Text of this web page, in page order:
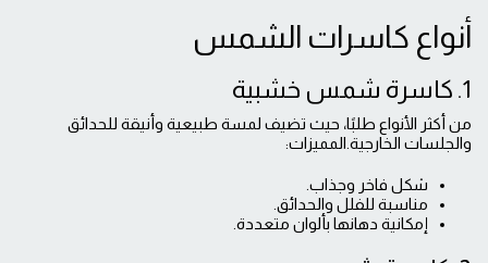
أنواع كاسرات الشمس
1. كاسرة شمس خشبية
من أكثر الأنواع طلبًا، حيث تضيف لمسة طبيعية وأنيقة للحدائق
والجلسات الخارجية.المميزات:
شكل فاخر وجذاب.
مناسبة للفلل والحدائق.
إمكانية دهانها بألوان متعددة.